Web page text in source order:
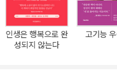
끊어내지 못하는 중독의 굴레 속
우리 삶을 좌우하는 이 욕망을 뇌
절하는지, 인류의 진화와 발달에
하면 삶의 많은 비밀이 풀린다. 이
인생은 행복으로 완
성되지 않는다
고기능